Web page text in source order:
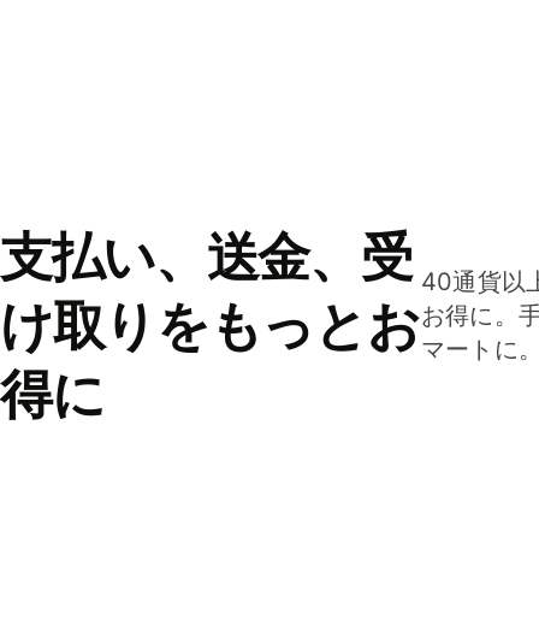
支払い、送金、受
け取りをもっとお
得に
40通貨以
お得に。
マートに